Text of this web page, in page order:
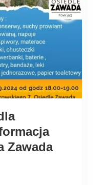
Zawada